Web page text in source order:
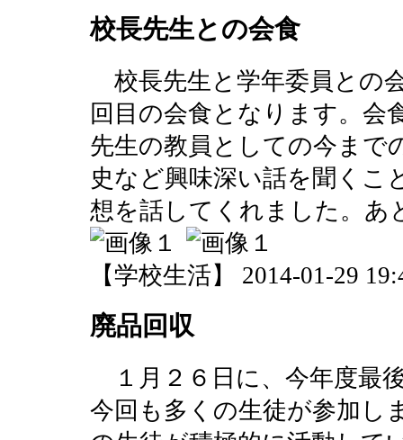
校長先生との会食
校長先生と学年委員との
回目の会食となります。会
先生の教員としての今まで
史など興味深い話を聞くこ
想を話してくれました。あ
【学校生活】 2014-01-29
廃品回収
１月２６日に、今年度最
今回も多くの生徒が参加し